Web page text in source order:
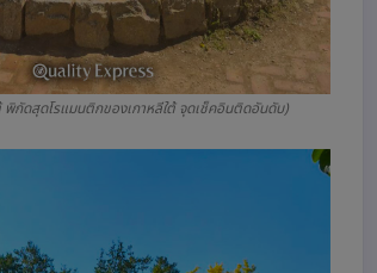
พิกัดสุดโรแมนติกของเกาหลีใต้ จุดเช็คอินติดอันดับ)